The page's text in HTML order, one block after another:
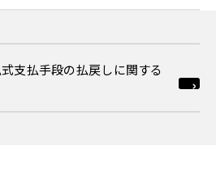
支払手段の払戻しに関する